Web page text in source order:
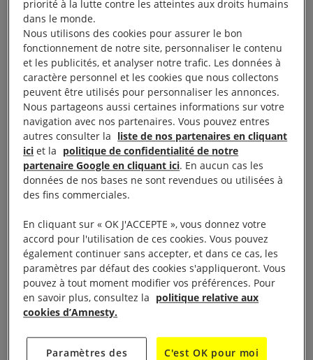
vous souhaitez lire la vidéo, vous devez
consentir aux cookies pour une publicité
ciblée en cliquant sur le bouton ci-dessous.
Accepter les cookies
Vidéo :On a la rage de vaincre – Amnesty International
La bonne nouvelle arrive au cœur de l’été : le 15
août 2018,Taner Kiliç
passé quatorze mois en prison, accusé faussement
de liens avec le terrorisme. La joie est d’autant plus
grande que la déception avait été rude en février,
lorsqu’il avait été replacé en détention quelques
heures après sa libération. Pour tous celles et ceux
Norvège Bénin
relâche, quelle émotion de voir Taner franchir les
priorité à la lutte contre les atteintes aux droits humains
dans le monde.
Nous utilisons des cookies pour assurer le bon
fonctionnement de notre site, personnaliser le contenu
et les publicités, et analyser notre trafic. Les données à
caractère personnel et les cookies que nous collectons
peuvent être utilisés pour personnaliser les annonces.
Nous partageons aussi certaines informations sur votre
navigation avec nos partenaires. Vous pouvez entres
autres consulter la liste de nos partenaires en cliquant
ici et la politique de confidentialité de notre
partenaire Google en cliquant ici. En aucun cas les
données de nos bases ne sont revendues ou utilisées à
des fins commerciales.
En cliquant sur « OK J'ACCEPTE », vous donnez votre
accord pour l'utilisation de ces cookies. Vous pouvez
également continuer sans accepter, et dans ce cas, les
paramètres par défaut des cookies s'appliqueront. Vous
pouvez à tout moment modifier vos préférences. Pour
en savoir plus, consultez la politique relative aux
cookies d’Amnesty.
Paramètres des
C'est OK pour moi